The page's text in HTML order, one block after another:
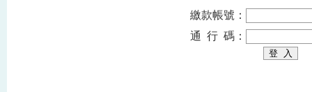
繳款帳號：
通 行 碼：